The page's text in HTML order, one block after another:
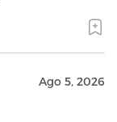
Ago 5, 2026